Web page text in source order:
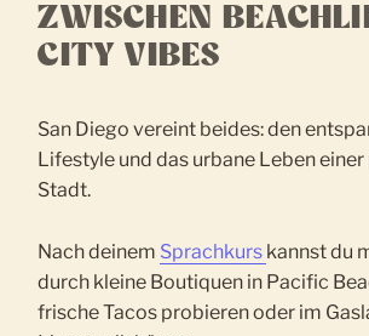
ZWISCHEN
CITY VIBES
San Diego vereint beides: den
Lifestyle und das urbane Leben
Stadt.
Nach deinem Sprachkurs kannst du
durch kleine Boutiquen in Pacific
frische Tacos probieren oder im